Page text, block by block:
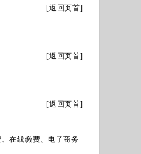
[返回页首]
[返回页首]
[返回页首]
在线缴费、电子商务